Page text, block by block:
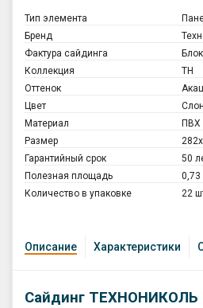
Тип элемента
Бренд
Фактура сайдинга
Коллекция
ТН
Оттенок
Цвет
Материал
ПВХ
Размер
Гарантийный срок
50
Полезная площадь
Количество в упаковке
22
Описание Характеристики
Сайдинг ТЕХНОНИКОЛЬ